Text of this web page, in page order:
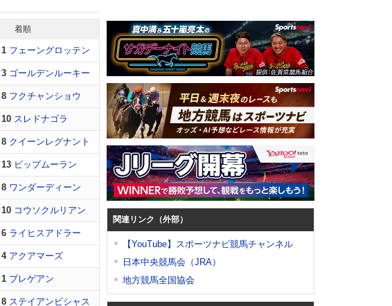
着順
1 フェーングロッテン
3 ゴールデンルーキー
8 フクチャンショウ
10 スレドナゴラ
8 クイーンレグナント
13 ビップムーラン
8 ワンダーディーン
10 コウソクルリアン
6 ライヒスアドラー
4 アクアマーズ
1 ブレゲアン
8 ステイアンビシャス
関連リンク（外部）
【YouTube】スポーツナビ競馬チャンネル
日本中央競馬会（JRA）
地方競馬全国協会